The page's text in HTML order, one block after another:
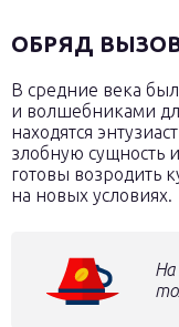
ОБРЯД
В средние века
и волшебниками
находятся
злобную сущность
готовы возродить
на новых условиях.
На